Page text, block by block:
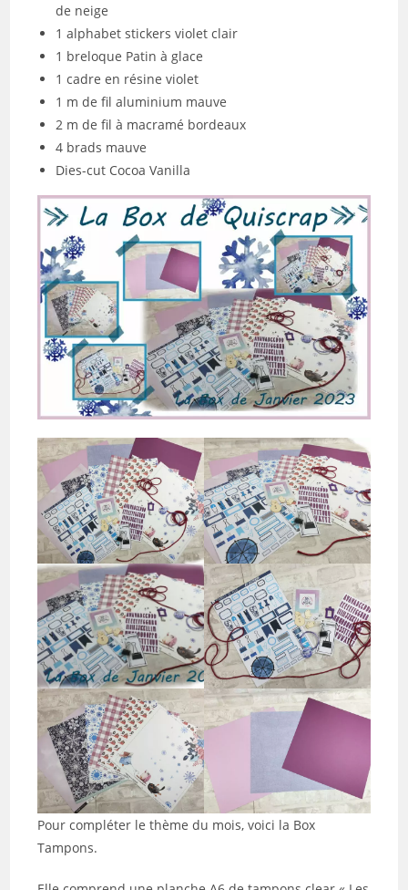
de neige
1 alphabet stickers violet clair
1 breloque Patin à glace
1 cadre en résine violet
1 m de fil aluminium mauve
2 m de fil à macramé bordeaux
4 brads mauve
Dies-cut Cocoa Vanilla
Pour compléter le thème du mois, voici la Box
Tampons.